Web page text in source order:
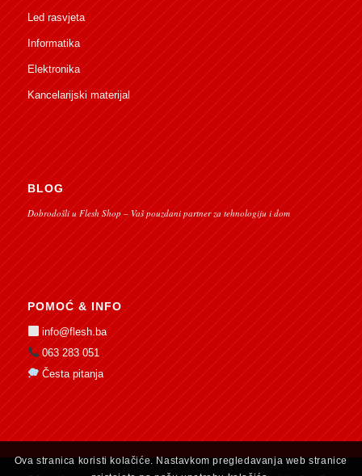
Led rasvjeta
Informatika
Elektronika
Kancelarijski materijal
BLOG
Dobrodošli u Flesh Shop – Vaš pouzdani partner za tehnologiju i dom
POMOĆ & INFO
info@flesh.ba
063 283 051
Česta pitanja
Ova stranica koristi kolačiće. Nastavkom pregledavanja web stranice